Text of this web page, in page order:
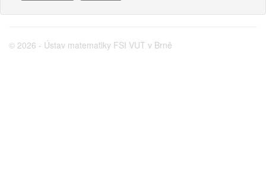
© 2026 - Ústav matematiky FSI VUT v Brně